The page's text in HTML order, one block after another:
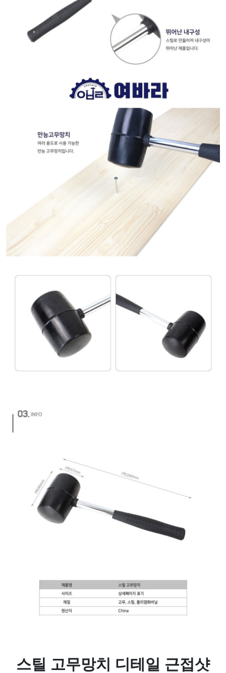
스틸 고무망치 디테일 근접샷